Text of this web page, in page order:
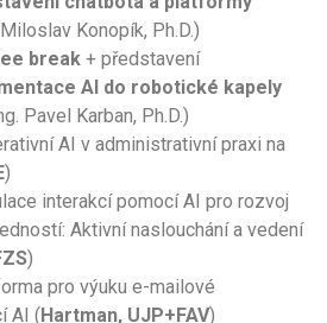
Konopík, Ph.D.)
break + představení
AI do robotické kapely
Pavel Karban, Ph.D.)
AI v administrativní praxi na
)
interakcí pomocí AI pro rozvoj
Aktivní naslouchání a vedení
)
pro výuku e-mailové
AI (Hartman, UJP+FAV)